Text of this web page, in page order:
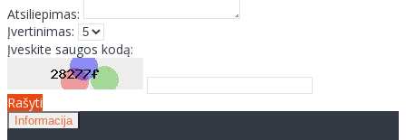
Atsiliepimas:
Įvertinimas:
Įveskite saugos kodą:
Rašyti
Informacija